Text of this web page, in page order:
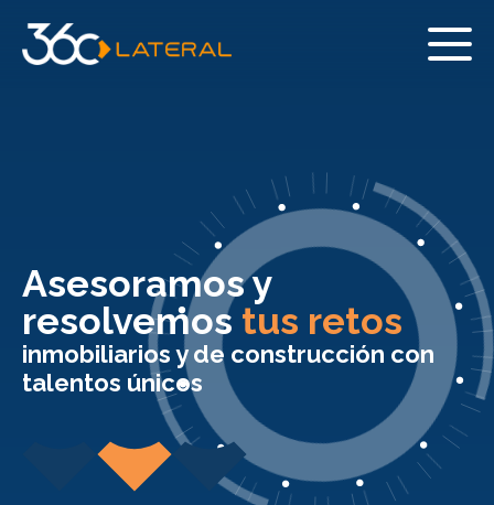
Asesoramos y
resolvemos tus retos
inmobiliarios y de construcción con
talentos únicos